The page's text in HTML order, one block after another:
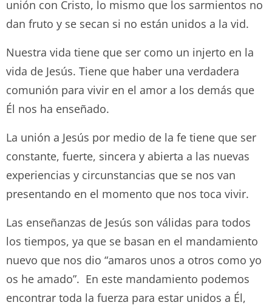
unión con Cristo, lo mismo que los sarmientos no
dan fruto y se secan si no están unidos a la vid.
Nuestra vida tiene que ser como un injerto en la
vida de Jesús. Tiene que haber una verdadera
comunión para vivir en el amor a los demás que
Él nos ha enseñado.
La unión a Jesús por medio de la fe tiene que ser
constante, fuerte, sincera y abierta a las nuevas
experiencias y circunstancias que se nos van
presentando en el momento que nos toca vivir.
Las enseñanzas de Jesús son válidas para todos
los tiempos, ya que se basan en el mandamiento
nuevo que nos dio “amaros unos a otros como yo
os he amado”. En este mandamiento podemos
encontrar toda la fuerza para estar unidos a Él,